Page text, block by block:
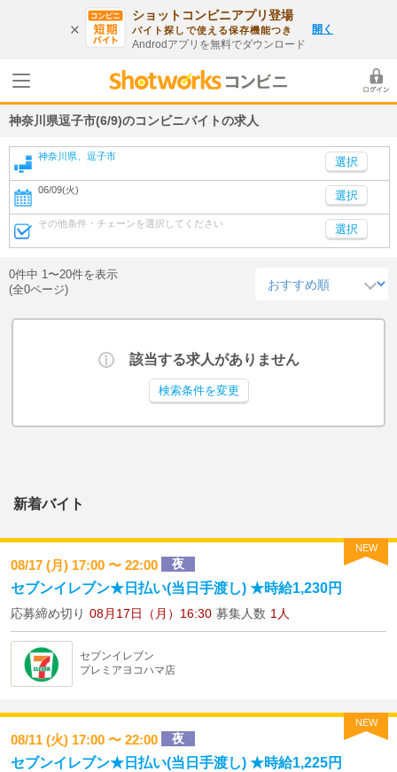
ショットコンビニアプリ登場
バイト探しで使える保存機能つき
Androdアプリを無料でダウンロード
開く
神奈川県逗子市(6/9)のコンビニバイトの求人
神奈川県、逗子市
06/09(火) 選択
その他条件・チェーンを選択してください 選択
0件中 1〜20件を表示
(全0ページ)
該当する求人がありません
検索条件を変更
新着バイト
NEW
08/17 (月) 17:00 〜 22:00 夜
セブンイレブン★日払い(当日手渡し) ★時給1,230円
応募締め切り 08月17日（月）16:30 募集人数 1人
セブンイレブン
プレミアヨコハマ店
NEW
08/11 (火) 17:00 〜 22:00 夜
セブンイレブン★日払い(当日手渡し) ★時給1,225円